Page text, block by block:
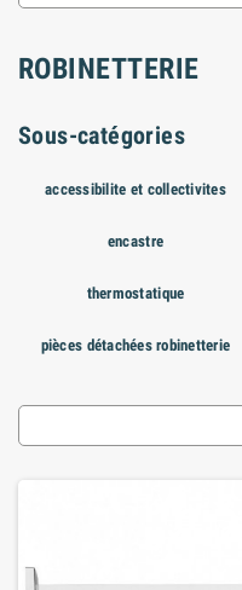
ROBINETTERIE
Sous-catégories
accessibilite et collectivites
encastre
thermostatique
pièces détachées robinetterie